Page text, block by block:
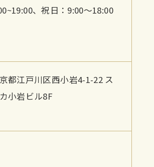
、祝日：9:00〜18:00
都江戸川区西小岩4-1-22 ス
小岩ビル8F